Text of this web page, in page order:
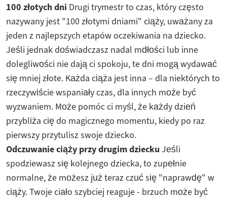
100 złotych dni Drugi trymestr to czas, który często
nazywany jest "100 złotymi dniami" ciąży, uważany za
jeden z najlepszych etapów oczekiwania na dziecko.
Jeśli jednak doświadczasz nadal mdłości lub inne
dolegliwości nie dają ci spokoju, te dni mogą wydawać
się mniej złote. Każda ciąża jest inna – dla niektórych to
rzeczywiście wspaniały czas, dla innych może być
wyzwaniem. Może pomóc ci myśl, że każdy dzień
przybliża cię do magicznego momentu, kiedy po raz
pierwszy przytulisz swoje dziecko.
Odczuwanie ciąży przy drugim dziecku Jeśli
spodziewasz się kolejnego dziecka, to zupełnie
normalne, że możesz już teraz czuć się "naprawdę" w
ciąży. Twoje ciało szybciej reaguje - brzuch może być